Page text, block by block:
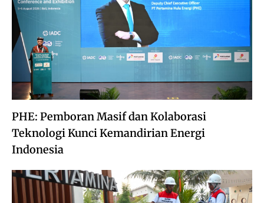
PHE: Pemboran Masif dan Kolaborasi
Teknologi Kunci Kemandirian Energi
Indonesia